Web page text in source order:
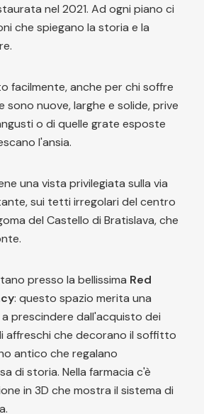
nel 2021. Ad ogni piano ci
che spiegano la storia e la
facilmente, anche per chi soffre
sono nuove, larghe e solide, prive
o di quelle grate esposte
l'ansia.
una vista privilegiata sulla via
sui tetti irregolari del centro
del Castello di Bratislava, che
presso la bellissima Red
: questo spazio merita una
prescindere dall'acquisto dei
affreschi che decorano il soffitto
antico che regalano
di storia. Nella farmacia c'è
in 3D che mostra il sistema di